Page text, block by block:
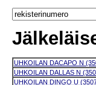
UHKOILAN DACAPO N
UHKOILAN DALLAS N
UHKOILAN DINGO U